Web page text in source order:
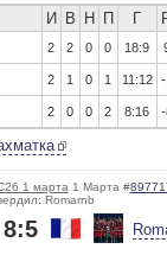
И В Н П Г
2 2 0 0 18:9
2 1 0 1 11:12
2 0 0 2 8:16
1 марта1 Марта #
Romarnb
8:5